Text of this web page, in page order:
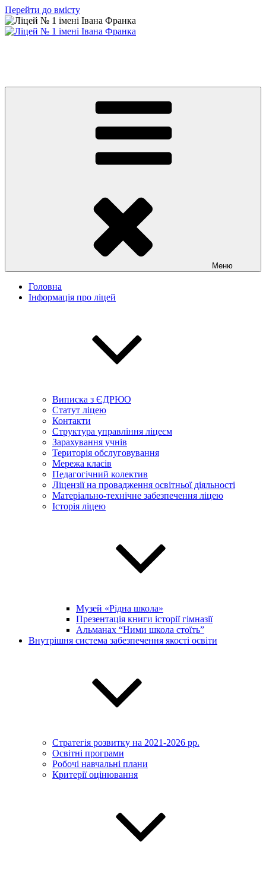
Перейти до вмісту
Меню
Головна
Інформація про ліцей
Виписка з ЄДРЮО
Статут ліцею
Контакти
Структура управління ліцеєм
Зарахування учнів
Територія обслуговування
Мережа класів
Педагогічний колектив
Ліцензії на провадження освітньої діяльності
Матеріально-технічне забезпечення ліцею
Історія ліцею
Музей «Рідна школа»
Презентація книги історії гімназії
Альманах “Ними школа стоїть”
Внутрішня система забезпечення якості освіти
Стратегія розвитку на 2021-2026 рр.
Освітні програми
Робочі навчальні плани
Критерії оцінювання